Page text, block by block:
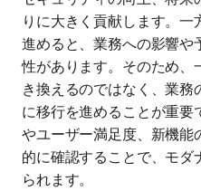
りに大きく貢献します。
進めると、業務への影響
性があります。そのため
き換えるのではなく、業
に移行を進めることが重
やユーザー満足度、新機
的に確認することで、モ
られます。